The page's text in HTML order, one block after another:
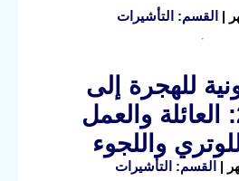
القسم: التأشيرات
للهجرة إلى
أمريكا 2026: العائلة والعمل
واللجوء
القسم: التأشيرات